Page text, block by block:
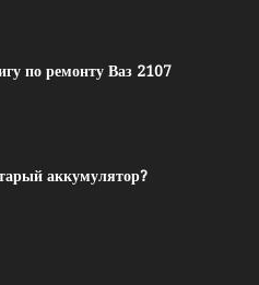
по ремонту Ваз 2107
аккумулятор?